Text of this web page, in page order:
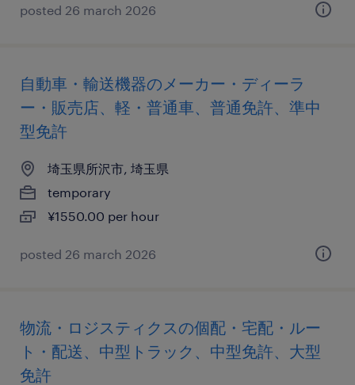
posted 26 march 2026
自動車・輸送機器のメーカー・ディーラ
ー・販売店、軽・普通車、普通免許、準中
型免許
埼玉県所沢市, 埼玉県
temporary
¥1550.00 per hour
posted 26 march 2026
物流・ロジスティクスの個配・宅配・ルー
ト・配送、中型トラック、中型免許、大型
免許